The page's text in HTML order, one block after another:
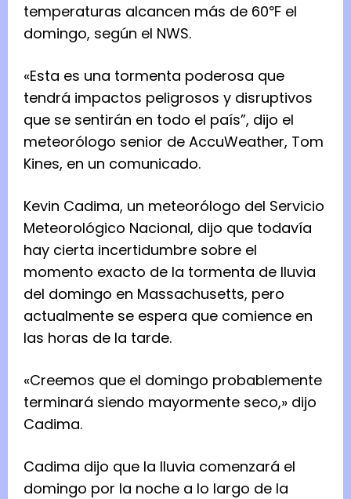
temperaturas alcancen más de 60℉ el
domingo, según el NWS.
«Esta es una tormenta poderosa que
tendrá impactos peligrosos y disruptivos
que se sentirán en todo el país”, dijo el
meteorólogo senior de AccuWeather, Tom
Kines, en un comunicado.
Kevin Cadima, un meteorólogo del Servicio
Meteorológico Nacional, dijo que todavía
hay cierta incertidumbre sobre el
momento exacto de la tormenta de lluvia
del domingo en Massachusetts, pero
actualmente se espera que comience en
las horas de la tarde.
«Creemos que el domingo probablemente
terminará siendo mayormente seco,» dijo
Cadima.
Cadima dijo que la lluvia comenzará el
domingo por la noche a lo largo de la